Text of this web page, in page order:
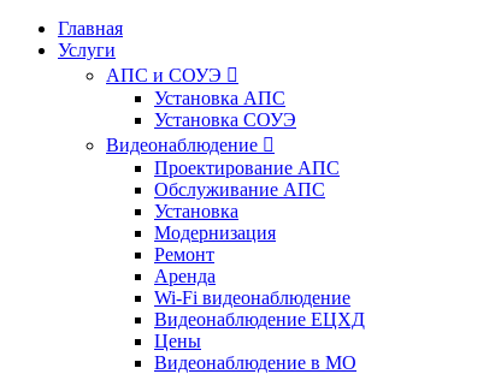
Главная
Услуги
АПС и СОУЭ 
Установка АПС
Установка СОУЭ
Видеонаблюдение 
Проектирование АПС
Обслуживание АПС
Установка
Модернизация
Ремонт
Аренда
Wi-Fi видеонаблюдение
Видеонаблюдение ЕЦХД
Цены
Видеонаблюдение в МО